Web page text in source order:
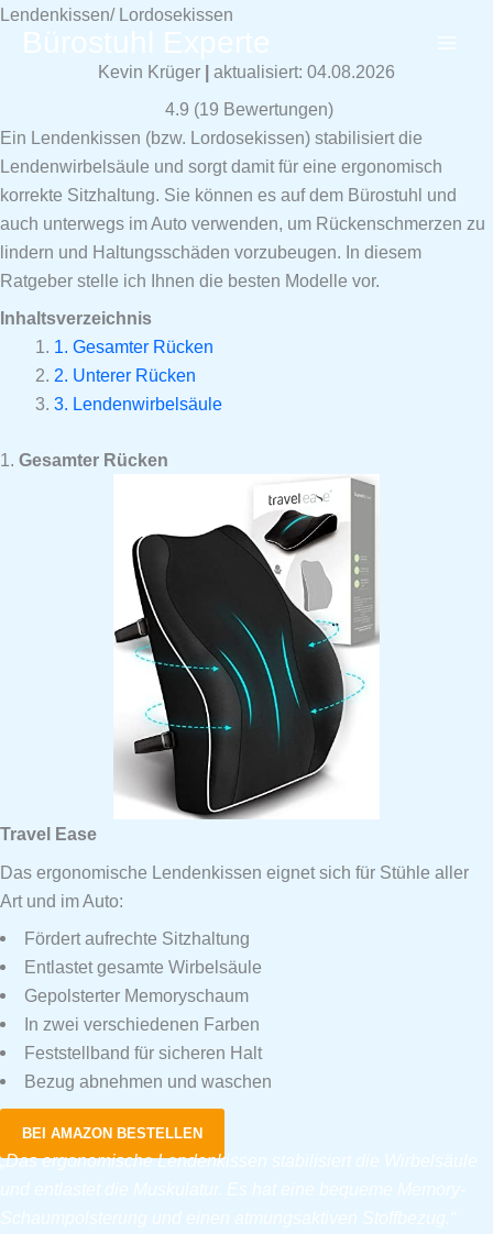
Zum
InhaltBürostuhl Experte
Lendenkissen/ Lordosekissen
Kevin Krüger | aktualisiert: 04.08.2026
4.9 (19 Bewertungen)
Ein Lendenkissen (bzw. Lordosekissen) stabilisiert die
Lendenwirbelsäule und sorgt damit für eine ergonomisch
korrekte Sitzhaltung. Sie können es auf dem Bürostuhl und
auch unterwegs im Auto verwenden, um Rückenschmerzen zu
lindern und Haltungsschäden vorzubeugen. In diesem
Ratgeber stelle ich Ihnen die besten Modelle vor.
Inhaltsverzeichnis
1. Gesamter Rücken
2. Unterer Rücken
3. Lendenwirbelsäule
1. Gesamter Rücken
Travel Ease
Das ergonomische Lendenkissen eignet sich für Stühle aller
Art und im Auto:
Fördert aufrechte Sitzhaltung
Entlastet gesamte Wirbelsäule
Gepolsterter Memoryschaum
In zwei verschiedenen Farben
Feststellband für sicheren Halt
Bezug abnehmen und waschen
BEI AMAZON BESTELLEN
„Das ergonomische Lendenkissen stabilisiert die Wirbelsäule
und entlastet die Muskulatur. Es hat eine bequeme Memory-
Schaumpolsterung und einen atmungsaktiven Stoffbezug.“